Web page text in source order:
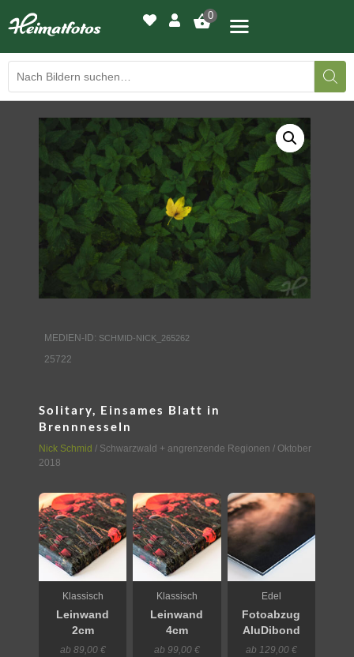
0
BILDERGALERIE
DRUCKQUALITÄTEN
LED-LEUCHTBILDER
WIR DRUCKEN IHR BILD
AUSSTELLUNGEN
KONTAKT
MEDIEN-ID: SCHMID-NICK_265262
25722
Solitary, Einsames Blatt in
Brennnesseln
Nick Schmid / Schwarzwald + angrenzende Regionen / Oktober
2018
Klassisch
Leinwand
2cm
ab 89,00 €
Klassisch
Leinwand
4cm
ab 99,00 €
Edel
Fotoabzug
AluDibond
ab 129,00 €